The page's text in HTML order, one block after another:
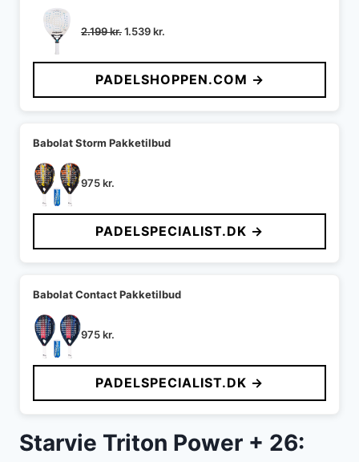
2.199kr.Den
pris
var:
2.199 kr..
1.539kr.
pris
er:
1.539 kr..
PADELSHOPPEN.COM →
Babolat Storm Pakketilbud
975kr.
PADELSPECIALIST.DK →
Babolat Contact Pakketilbud
975kr.
PADELSPECIALIST.DK →
Starvie Triton Power + 26: